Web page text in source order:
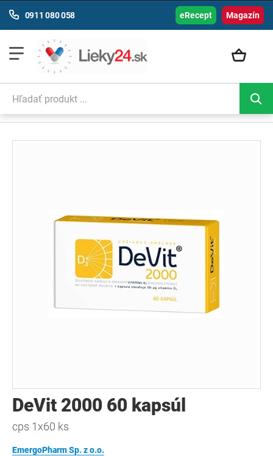
Magazín
0911 080 058 eRecept
DeVit 2000 60 kapsúl
cps 1x60 ks
EmergoPharm Sp. z o.o.